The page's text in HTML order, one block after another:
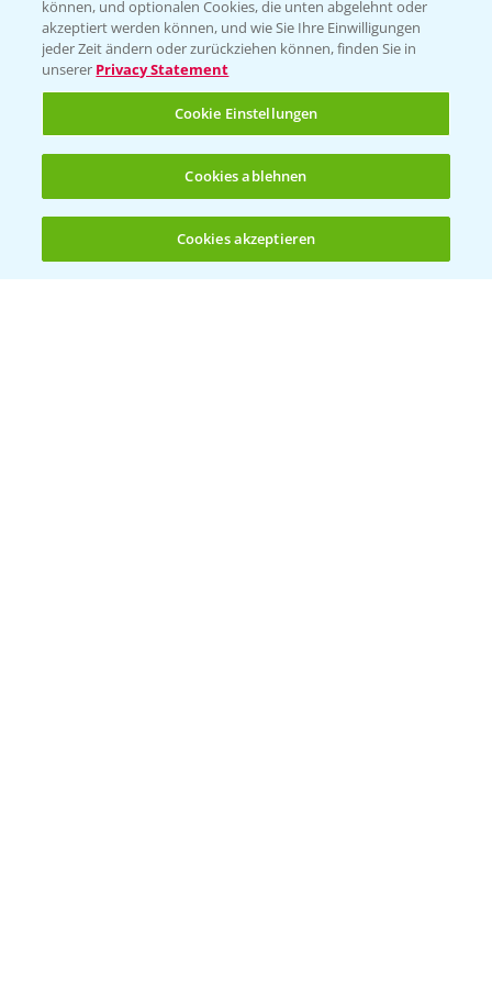
6:11
Standortreport Einbeck - Fungizidstrategien
im Vergleich
(noch 4)
können, und optionalen Cookies, die unten abgelehnt oder
akzeptiert werden können, und wie Sie Ihre Einwilligungen
jeder Zeit ändern oder zurückziehen können, finden Sie in
unserer Privacy Statement
Cookie Einstellungen
Cookies ablehnen
Cookies akzeptieren